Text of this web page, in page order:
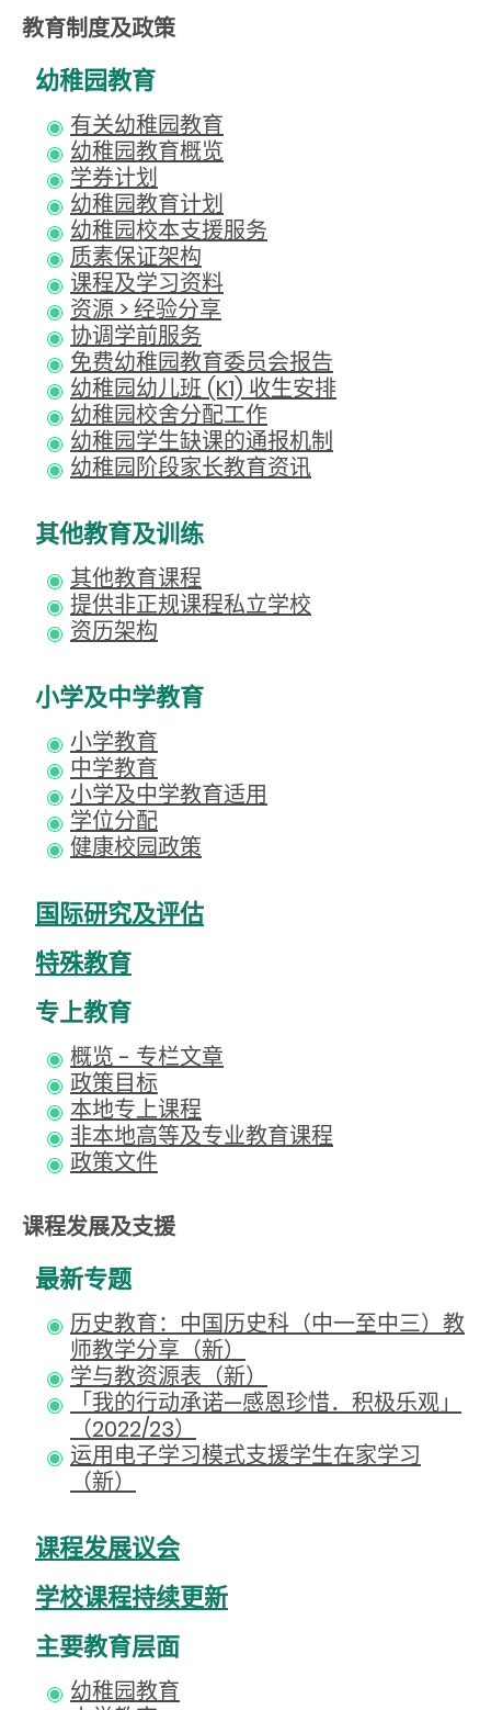
教育制度及政策
幼稚园教育
有关幼稚园教育
幼稚园教育概览
学券计划
幼稚园教育计划
幼稚园校本支援服务
质素保证架构
课程及学习资料
资源 > 经验分享
协调学前服务
免费幼稚园教育委员会报告
幼稚园幼儿班 (K1) 收生安排
幼稚园校舍分配工作
幼稚园学生缺课的通报机制
幼稚园阶段家长教育资讯
其他教育及训练
其他教育课程
提供非正规课程私立学校
资历架构
小学及中学教育
小学教育
中学教育
小学及中学教育适用
学位分配
健康校园政策
国际研究及评估
特殊教育
专上教育
概览 - 专栏文章
政策目标
本地专上课程
非本地高等及专业教育课程
政策文件
课程发展及支援
最新专题
历史教育：中国历史科（中一至中三）教
师教学分享（新）
学与教资源表（新）
「我的行动承诺—感恩珍惜．积极乐观」
（2022/23）
运用电子学习模式支援学生在家学习
（新）
课程发展议会
学校课程持续更新
主要教育层面
幼稚园教育